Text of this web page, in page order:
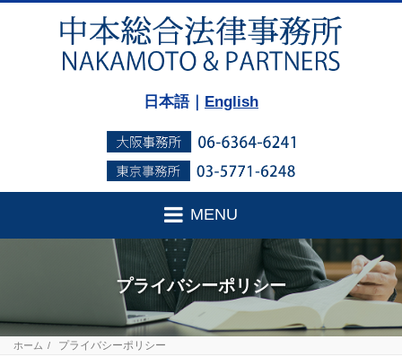
日本語｜ English
MENU
プライバシーポリシー
ホーム プライバシーポリシー